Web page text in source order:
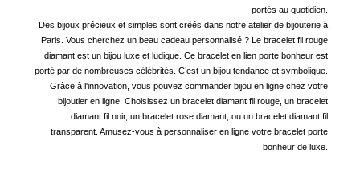
portés au quotidien.
Des bijoux précieux et simples sont créés dans notre atelier de bijouterie à
Paris. Vous cherchez un beau cadeau personnalisé ? Le bracelet fil rouge
diamant est un bijou luxe et ludique. Ce bracelet en lien porte bonheur est
porté par de nombreuses célébrités. C’est un bijou tendance et symbolique.
Grâce à l'innovation, vous pouvez commander bijou en ligne chez votre
bijoutier en ligne. Choisissez un bracelet diamant fil rouge, un bracelet
diamant fil noir, un bracelet rose diamant, ou un bracelet diamant fil
transparent. Amusez-vous à personnaliser en ligne votre bracelet porte
bonheur de luxe.